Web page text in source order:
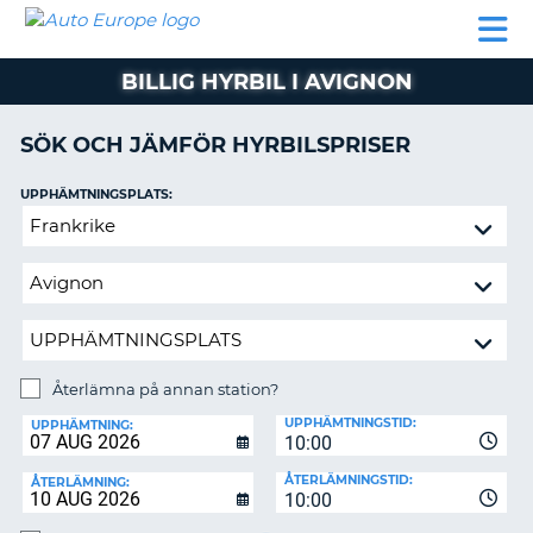
HYRBIL
HYRA
PARTNER
AUTO
EUROPE
HYRBIL
HYRA
MIN
MEDLEMSINFORMATION
BOKNING
SVERIGE
BILLIG HYRBIL I AVIGNON
SÖK OCH JÄMFÖR HYRBILSPRISER
Återlämna
annan
station?
UPPHÄMTNINGSPLATS:
Återlämna på annan station?
UPPHÄMTNING:
10:00
UPPHÄMTNINGSTID:
ÅTERLÄMNING:
10:00
ÅTERLÄMNINGSTID: